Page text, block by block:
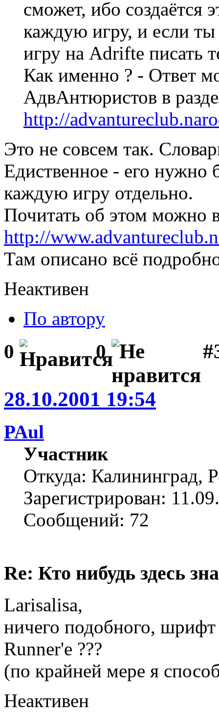
сможет, ибо создаётся
каждую игру, и если ты
игру на Adrifte писать
Как именно ? - Ответ
АдвАнтюристов в
http://
Это не совсем так.
Едиственное - его нужно
каждую игру отдельно.
Почитать об этом можно
http://
Там описано всё
Неактивен
По автору
0 0
28.10.2001 19:54
PAul
Участник
Откуда: Калининград,
Зарегистрирован:
Сообщений: 72
Re: Кто нибудь здесь
Larisalisa,
ничего подобного,
Runner'e ???
(по крайней мере я
Неактивен